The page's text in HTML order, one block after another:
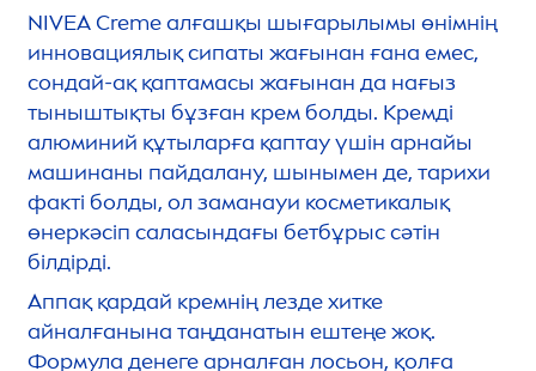
NIVEA Cremeалғашқы шығарылымы өнімнің
инновациялық сипаты жағынан ғана емес,
сондай-ақ қаптамасы жағынан да нағыз
тыныштықты бұзған крем болды. Кремді
алюминий құтыларға қаптау үшін арнайы
машинаны пайдалану, шынымен де, тарихи
факті болды, ол заманауи косметикалық
өнеркәсіп саласындағы бетбұрыс сәтін
білдірді.
Аппақ қардай кремнің лезде хитке
айналғанына таңданатын ештеңе жоқ.
Формула денеге арналған лосьон, қолға